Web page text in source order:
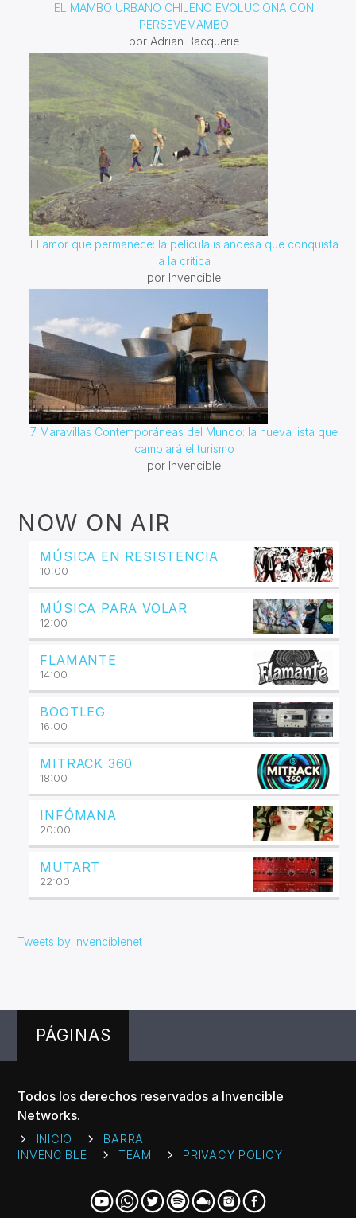
EL MAMBO URBANO CHILENO EVOLUCIONA CON
PERSEVEMAMBO
por Adrian Bacquerie
El amor que permanece: la película islandesa que conquista
a la crítica
por Invencible
7 Maravillas Contemporáneas del Mundo: la nueva lista que
cambiará el turismo
por Invencible
NOW ON AIR
MÚSICA EN RESISTENCIA
10:00
MÚSICA PARA VOLAR
12:00
FLAMANTE
14:00
BOOTLEG
16:00
MITRACK 360
18:00
INFÓMANA
20:00
MUTART
22:00
Tweets by Invenciblenet
PÁGINAS
Todos los derechos reservados a Invencible
Networks.
INICIO
BARRA
INVENCIBLE
TEAM PRIVACY POLICY